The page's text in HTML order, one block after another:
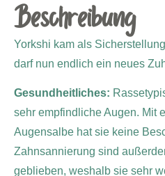
Beschreibung
Yorkshi kam als
darf nun endlich ein neues
Gesundheitliches:
sehr empfindliche Augen. Mit
Augensalbe hat sie keine
Zahnsannierung sind
geblieben, weshalb sie sehr